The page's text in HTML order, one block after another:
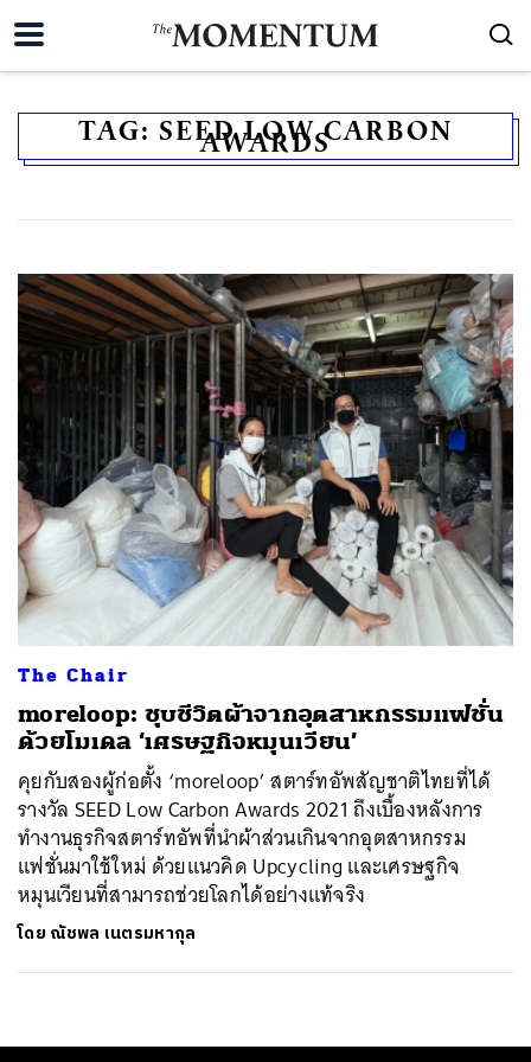
TAG: SEED LOW CARBON
AWARDS
The Chair
moreloop: ชุบชีวิตผ้าจากอุตสาหกรรมแฟชั่น
ด้วยโมเดล ‘เศรษฐกิจหมุนเวียน’
คุยกับสองผู้ก่อตั้ง ‘moreloop’ สตาร์ทอัพสัญชาติไทยที่ได้
รางวัล SEED Low Carbon Awards 2021 ถึงเบื้องหลังการ
ทำงานธุรกิจสตาร์ทอัพที่นำผ้าส่วนเกินจากอุตสาหกรรม
แฟชั่นมาใช้ใหม่ ด้วยแนวคิด Upcycling และเศรษฐกิจ
หมุนเวียนที่สามารถช่วยโลกได้อย่างแท้จริง
โดย ณัชพล เนตรมหากุล
ค้นหา
SHARE TWEET LINE EMAIL